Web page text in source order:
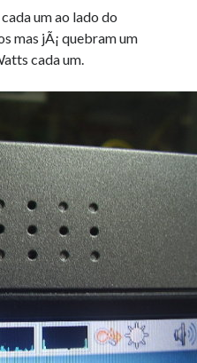
um ao lado do
mas jÃ¡ quebram um
cada um.